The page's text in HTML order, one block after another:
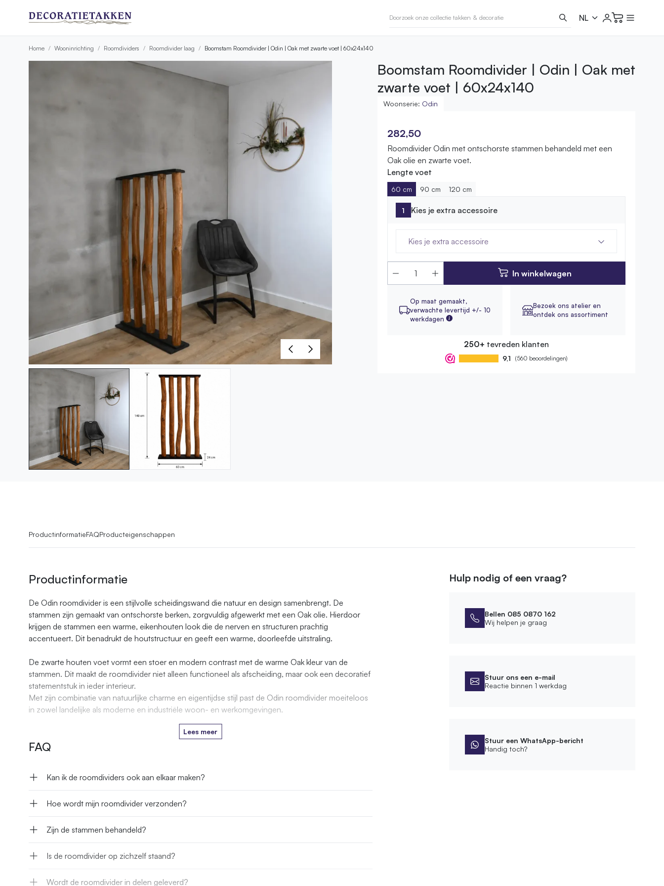
Home Wooninrichting Roomdividers Roomdivider laag Boomstam Roomdivider | Odin | Oak met zwarte voet | 60x24x140
Boomstam Roomdivider | Odin | Oak met
zwarte voet | 60x24x140
Woonserie: Odin
282,50
Roomdivider Odin met ontschorste stammen behandeld met een
Oak olie en zwarte voet.
Lengte voet
60 cm 90 cm 120 cm
Kies je extra accessoire
Kies je extra accessoire
In winkelwagen
Op maat gemaakt,
verwachte levertijd +/- 10
werkdagen
Bezoek ons atelier en
ontdek ons assortiment
250+ tevreden klanten
9,1 (560 beoordelingen)
ProductinformatieFAQProducteigenschappen
Productinformatie
De Odin roomdivider is een stijlvolle scheidingswand die natuur en design samenbrengt. De
stammen zijn gemaakt van ontschorste berken, zorgvuldig afgewerkt met een Oak olie. Hierdoor
krijgen de stammen een warme, eikenhouten look die de nerven en structuren prachtig
accentueert. Dit benadrukt de houtstructuur en geeft een warme, doorleefde uitstraling.
De zwarte houten voet vormt een stoer en modern contrast met de warme Oak kleur van de
stammen. Dit maakt de roomdivider niet alleen functioneel als afscheiding, maar ook een decoratief
statementstuk in ieder interieur.
Met zijn combinatie van natuurlijke charme en eigentijdse stijl past de Odin roomdivider moeiteloos
in zowel landelijke als moderne en industriële woon- en werkomgevingen.
Lees meer
FAQ
Kan ik de roomdividers ook aan elkaar maken?
Hoe wordt mijn roomdivider verzonden?
Zijn de stammen behandeld?
Is de roomdivider op zichzelf staand?
Wordt de roomdivider in delen geleverd?
Hulp nodig of een vraag?
Bellen 085 0870 162
Wij helpen je graag
Stuur ons een e-mail
Reactie binnen 1 werkdag
Stuur een WhatsApp-bericht
Handig toch?